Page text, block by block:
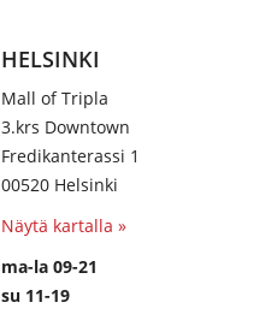
HELSINKI
Mall of Tripla
3.krs Downtown
Fredikanterassi 1
00520 Helsinki
Näytä kartalla »
ma-la 09-21
su 11-19